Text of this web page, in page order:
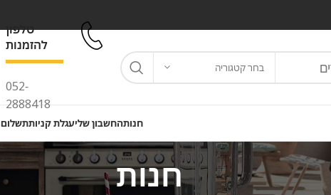
בחר קטגוריה
טלפון
להזמנות
052-
2888418
חנותהחשבון שליעגלת קניותתשלום
חנות